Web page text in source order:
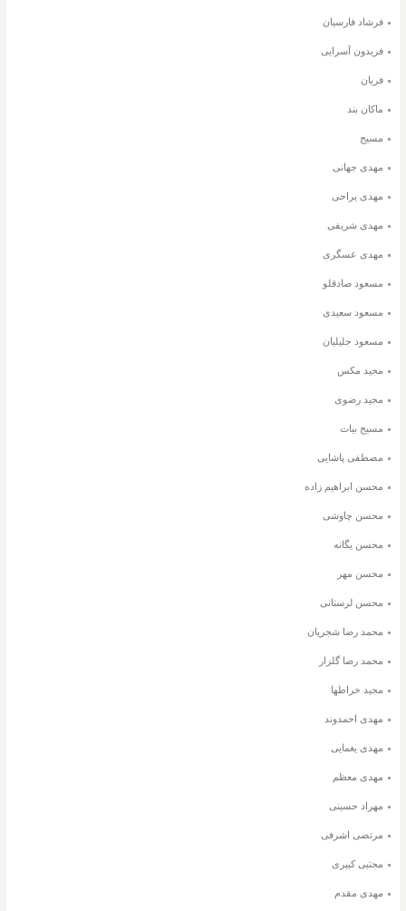
فرشاد فارسیان
فریدون آسرایی
فریان
ماکان بند
مسیح
مهدی جهانی
مهدی یراحی
مهدی شریفی
مهدی عسگری
مسعود صادقلو
مسعود سعیدی
مسعود جلیلیان
مجید مکس
مجید رضوی
مسیح بیات
مصطفی پاشایی
محسن ابراهیم زاده
محسن چاوشی
محسن یگانه
محسن مهر
محسن لرستانی
محمد رضا شجریان
محمد رضا گلزار
مجید خراطها
مهدی احمدوند
مهدی یغمایی
مهدی معظم
مهراد حسینی
مرتضی اشرفی
مجتبی کبیری
مهدی مقدم